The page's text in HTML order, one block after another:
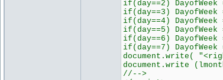
if(day==2) DayofWeek
if(day==3)
if(day==4)
if(day==5)
if(day==6)
if(day==7)
document.write(
document.write
//-->